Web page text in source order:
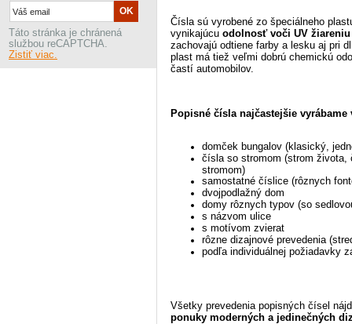
Táto stránka je chránená
službou reCAPTCHA.
Zistiť viac.
Čísla sú vyrobené zo špeciálneho
vynikajúcu odolnosť voči UV žiareniu
zachovajú odtiene farby a lesku aj pri
plast má tiež veľmi dobrú chemickú
častí automobilov.
Popisné čísla najčastejšie vyrábame
domček bungalov (klasický,
čísla so stromom (strom
stromom)
samostatné číslice (rôznych
dvojpodlažný dom
domy rôznych typov (so
s názvom ulice
s motívom zvierat
rôzne dizajnové prevedenia
podľa individuálnej požiadavky
Všetky prevedenia popisných čísel
ponuky moderných a jedinečných